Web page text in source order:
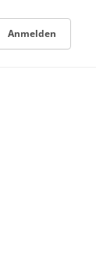
Anmelden